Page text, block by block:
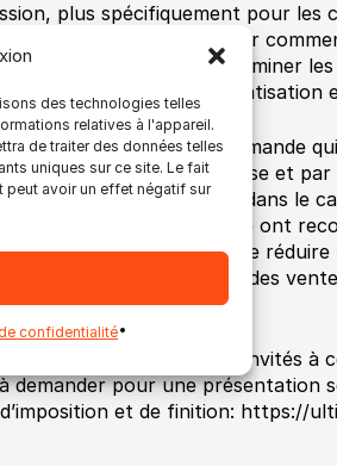
des technologies telles
relatives à l'appareil.
de traiter des données telles
uniques sur ce site. Le fait
peut avoir un effet négatif sur
confidentialité
plus spécifiquement pour les
autres, celui-ci portera sur
de manière à éliminer
la production, l’automatisation
livre à partir d’une commande
de temps pour le prépresse et
est même plus important dans le
fournisseurs de ce service ont
des opérations afin de réduire
Duval, Directeur des
à cette occasion êtes invités à
demander pour une présentation
d’imposition et de finition: https://